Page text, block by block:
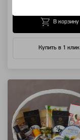
Купить в 1 клик
В корзину